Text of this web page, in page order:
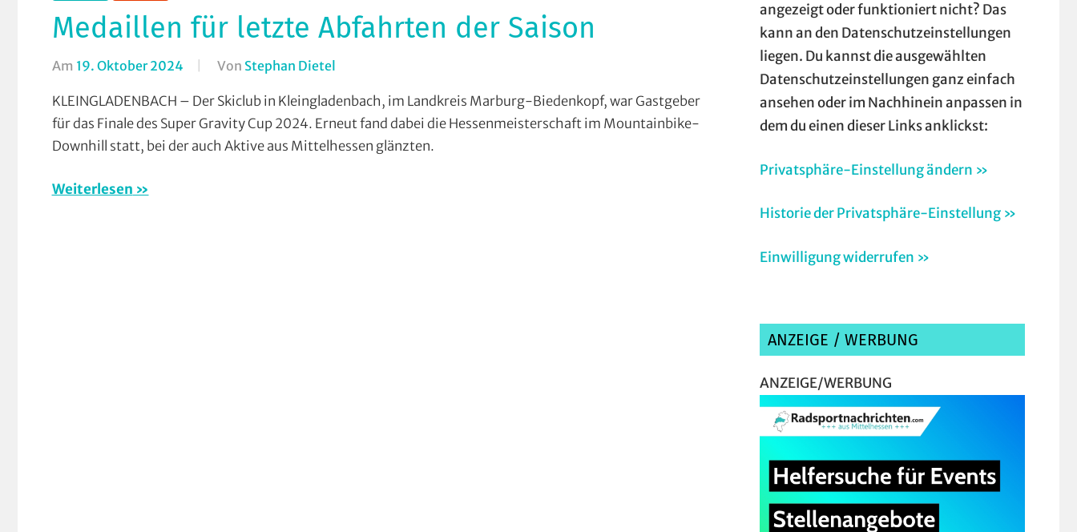
Medaillen für letzte Abfahrten der Saison
Am 19. Oktober 2024 Von Stephan Dietel
Mit
Fotos,
Mit
KLEINGLADENBACH – Der Skiclub in Kleingladenbach, im Landkreis Marburg-Biedenkopf, war Gastgeber
für das Finale des Super Gravity Cup 2024. Erneut fand dabei die Hessenmeisterschaft im Mountainbike-
Downhill statt, bei der auch Aktive aus Mittelhessen glänzten.
Weiterlesen
angezeigt oder funktioniert nicht? Das
kann an den Datenschutzeinstellungen
liegen. Du kannst die ausgewählten
Datenschutzeinstellungen ganz einfach
ansehen oder im Nachhinein anpassen in
dem du einen dieser Links anklickst:
Privatsphäre-Einstellung ändern »
Historie der Privatsphäre-Einstellung »
Einwilligung widerrufen »
ANZEIGE / WERBUNG
ANZEIGE/WERBUNG